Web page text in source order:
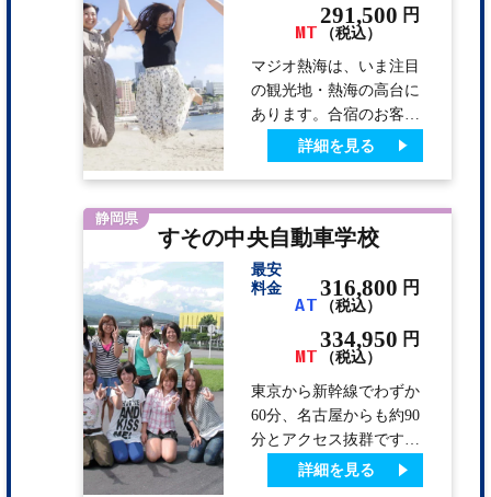
習を1時限目に取り入れ
テランから若手まで、確
かな指導と適切なアドバ
イスが可能。あなたの運
転免許…
MT
291,500 円
（税込）
マジオ熱海は、いま注目
の観光地・熱海の高台に
あります。合宿のお客様
も通学のお客様もみんな
仲良し。困ったことも気
楽に相談できるアットホ
ームな雰囲気です。 空
き時間は熱海の街でグル
メや観光スポットを満
喫。旅行気分を楽しみな
がら、運転技術が身につ
きます。 ●来宮神社・伊
豆山神社は観光スポット
として人気急上昇。SNS
映えする地元グルメも盛
りだくさん。 ●熱海海上
花火大会も毎年大人気！
【開催予定】2026…
詳細を見る
静岡県
すその中央自動車学校
最安
料金
AT
316,800 円
（税込）
MT
334,950 円
（税込）
東京から新幹線でわずか
60分、名古屋からも約90
分とアクセス抜群です。
天気が良ければ、雄大な
富士山をバックに教習が
詳細を見る